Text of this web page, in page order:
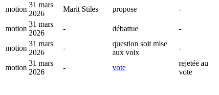
motion
31 mars
2026
Marit Stiles propose -
motion
31 mars
2026
- débattue -
motion
31 mars
2026
-
question soit mise
aux voix
-
motion
31 mars
2026
- vote
rejetée au
vote